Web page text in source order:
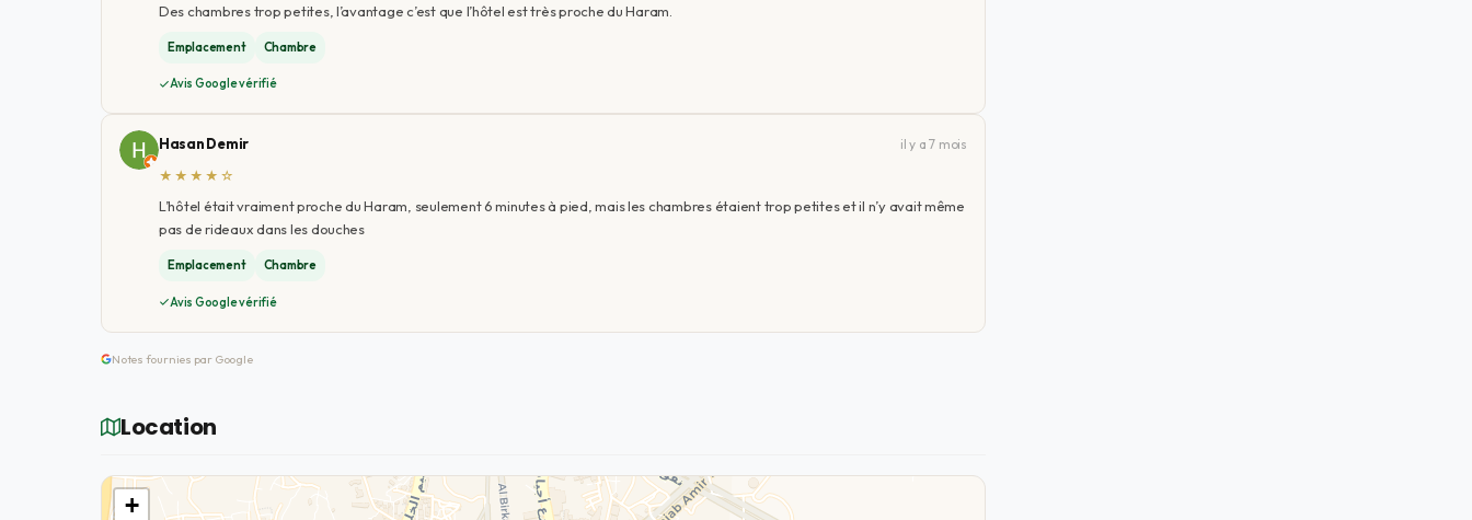
Des chambres trop petites, l’avantage c’est que l’hôtel est très proche du Haram.
Emplacement Chambre
Avis Google vérifié
Hasan Demir
il y a 7 mois
★★★★☆
L’hôtel était vraiment proche du Haram, seulement 6 minutes à pied, mais les chambres étaient trop petites et il n’y avait même
pas de rideaux dans les douches
Emplacement Chambre
Avis Google vérifié
Notes fournies par Google
Location
+